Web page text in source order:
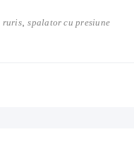
ruris,spalator cu presiune